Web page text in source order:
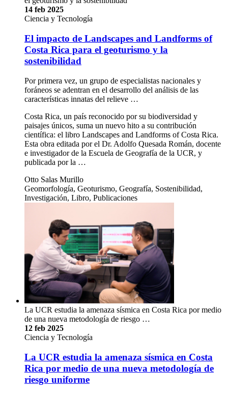
14 feb 2025
Ciencia y Tecnología
El impacto de Landscapes and Landforms of
Costa Rica para el geoturismo y la
sostenibilidad
Por primera vez, un grupo de especialistas nacionales y
foráneos se adentran en el desarrollo del análisis de las
características innatas del relieve …
Costa Rica, un país reconocido por su biodiversidad y
paisajes únicos, suma un nuevo hito a su contribución
científica: el libro Landscapes and Landforms of Costa Rica.
Esta obra editada por el Dr. Adolfo Quesada Román, docente
e investigador de la Escuela de Geografía de la UCR, y
publicada por la …
Otto Salas Murillo
Geomorfología, Geoturismo, Geografía, Sostenibilidad,
Investigación, Libro, Publicaciones
La UCR estudia la amenaza sísmica en Costa Rica por medio
de una nueva metodología de riesgo …
12 feb 2025
Ciencia y Tecnología
La UCR estudia la amenaza sísmica en Costa
Rica por medio de una nueva metodología de
riesgo uniforme